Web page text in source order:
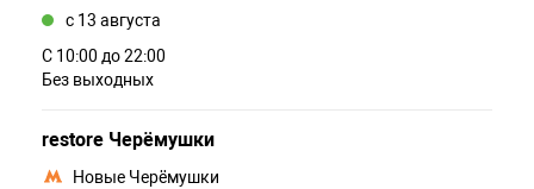
c 13 августа
С 10:00 до 22:00
Без выходных
restore Черёмушки
Новые Черёмушки